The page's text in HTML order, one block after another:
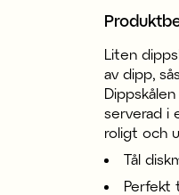
Liten
av dipp,
serverad i
roligt och
Tål
Perfekt